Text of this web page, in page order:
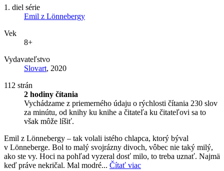
1. diel série
Emil z Lönnebergy
Vek
8+
Vydavateľstvo
Slovart, 2020
112 strán
2 hodiny čítania
Vychádzame z priemerného údaju o rýchlosti čítania 230 slov
za minútu, od knihy ku knihe a čitateľa ku čitateľovi sa to
však môže líšiť.
Emil z Lönnebergy – tak volali istého chlapca, ktorý býval
v Lönneberge. Bol to malý svojrázny divoch, vôbec nie taký milý,
ako ste vy. Hoci na pohľad vyzeral dosť milo, to treba uznať. Najmä
keď práve nekričal. Mal modré... Čítať viac